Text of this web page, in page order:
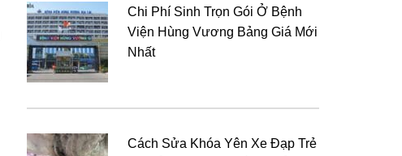
Chi Phí Sinh Trọn Gói Ở Bệnh
Viện Hùng Vương Bảng Giá Mới
Nhất
Cách Sửa Khóa Yên Xe Đạp Trẻ